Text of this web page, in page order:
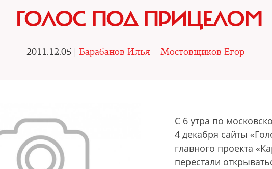
ГОЛОС ПОД ПРИЦЕЛОМ
2011.12.05 | Барабанов Илья Мостовщиков Егор
С 6 утра по
4 декабря сайты
главного проекта
перестали